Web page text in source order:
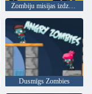
Zombiju misijas izdzīvotājs
Dusmīgs Zombies